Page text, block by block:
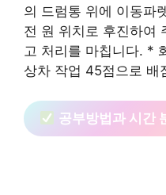
의 드럼통 위에 이동파
전 원 위치로 후진하여
고 처리를 마칩니다. *
상차 작업 45점으로 배
공부방법과 시간